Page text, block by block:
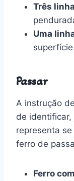
Três
Uma
Passar
A instrução
de identificar,
representa
ferro de
Ferro